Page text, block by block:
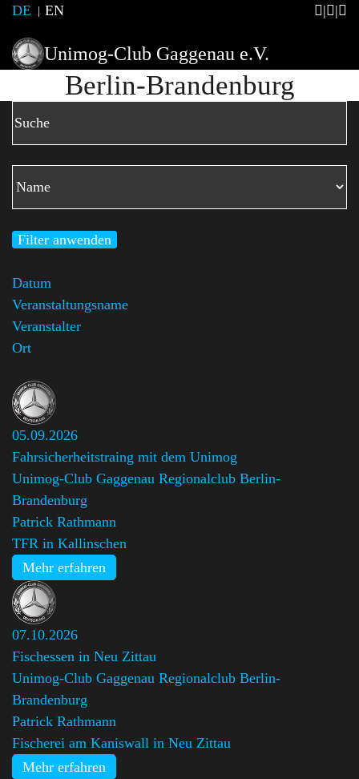
DE EN
Unimog-Club Gaggenau e.V.
Berlin-Brandenburg
Filter anwenden
Datum
Veranstaltungsname
Veranstalter
Ort
05.09.2026
Fahrsicherheitstraing mit dem Unimog
Unimog-Club Gaggenau Regionalclub Berlin-
Brandenburg
Patrick Rathmann
TFR in Kallinschen
Mehr erfahren
07.10.2026
Fischessen in Neu Zittau
Unimog-Club Gaggenau Regionalclub Berlin-
Brandenburg
Patrick Rathmann
Fischerei am Kaniswall in Neu Zittau
Mehr erfahren